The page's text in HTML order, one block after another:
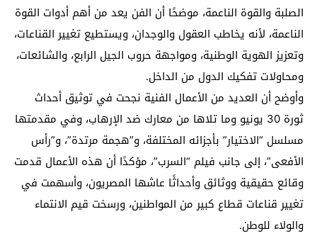
الصلبة والقوة الناعمة، موضحًا أن الفن يعد من أهم أدوات القوة
الناعمة، لأنه يخاطب العقول والوجدان، ويستطيع تغيير القناعات،
وتعزيز الهوية الوطنية، ومواجهة حروب الجيل الرابع، والشائعات،
ومحاولات تفكيك الدول من الداخل.
وأوضح أن العديد من الأعمال الفنية نجحت في توثيق أحداث
ثورة 30 يونيو وما تلاها من معارك ضد الإرهاب، وفي مقدمتها
مسلسل “الاختيار” بأجزائه المختلفة، و”هجمة مرتدة”، و”رأس
الأفعى”، إلى جانب فيلم “السرب”، مؤكدًا أن هذه الأعمال قدمت
وقائع حقيقية ووثائق وأحداثًا عاشها المصريون، وأسهمت في
تغيير قناعات قطاع كبير من المواطنين، ورسخت قيم الانتماء
والولاء للوطن.